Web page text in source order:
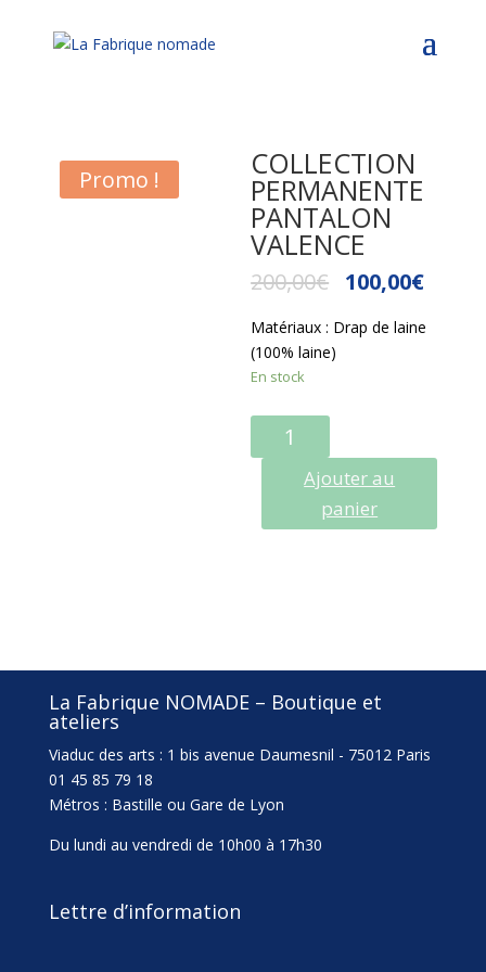
Promo ! COLLECTION
PERMANENTE
PANTALON
VALENCE
200,00€ 100,00€
Matériaux : Drap de laine
(100% laine)
En stock
QUANTITÉ
DE
COLLECTION
PERMANENTE
PANTALON
Ajouter au
panier
La Fabrique NOMADE – Boutique et
ateliers
Viaduc des arts : 1 bis avenue Daumesnil - 75012 Paris
01 45 85 79 18
Métros : Bastille ou Gare de Lyon
Du lundi au vendredi de 10h00 à 17h30
Lettre d’information